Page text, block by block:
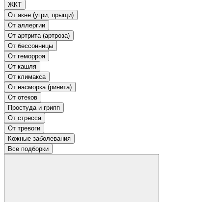
ЖКТ
От акне (угри, прыщи)
От аллергии
От артрита (артроза)
От бессонницы
От геморроя
От кашля
От климакса
От насморка (ринита)
От отеков
Простуда и грипп
От стресса
От тревоги
Кожные заболевания
Все подборки